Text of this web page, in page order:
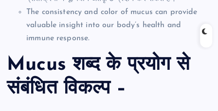
The consistency and color of mucus can provide
valuable insight into our body’s health and
immune response.
Mucus शब्द के प्रयोग से
संबंधित विकल्प –